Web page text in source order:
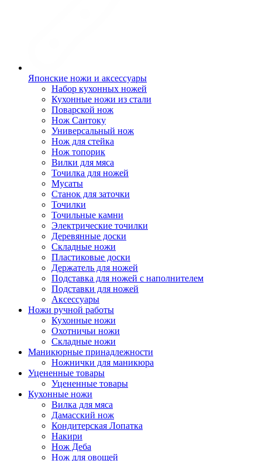
Японские ножи и аксессуары
Набор кухонных ножей
Кухонные ножи из стали
Поварской нож
Нож Сантоку
Универсальный нож
Нож для стейка
Нож топорик
Вилки для мяса
Точилка для ножей
Мусаты
Станок для заточки
Точилки
Точильные камни
Электрические точилки
Деревянные доски
Складные ножи
Пластиковые доски
Держатель для ножей
Подставка для ножей с наполнителем
Подставки для ножей
Аксессуары
Ножи ручной работы
Кухонные ножи
Охотничьи ножи
Складные ножи
Маникюрные принадлежности
Ножнички для маникюра
Уцененные товары
Уцененные товары
Кухонные ножи
Вилка для мяса
Дамасский нож
Кондитерская Лопатка
Накири
Нож Деба
Нож для овощей